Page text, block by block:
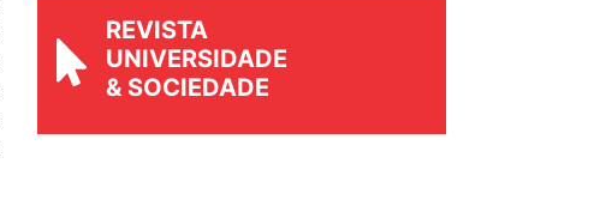
REVISTA
UNIVERSIDADE
& SOCIEDADE